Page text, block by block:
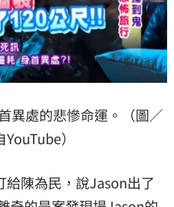
異處的悲慘命運。（圖／
）
陳為民，說Jason出了